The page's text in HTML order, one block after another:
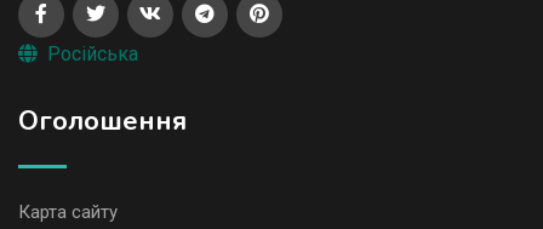
Російська
Оголошення
Карта сайту